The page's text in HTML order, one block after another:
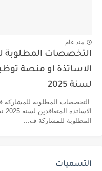
منذ عام
التخصصات المطلوبة
الاساتذة او منصة
لسنة 2025
التخصصات المطلوبة
المطلوبة للمشاركة ف...
التسميات